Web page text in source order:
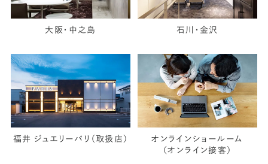
大阪・中之島 石川・金沢
福井 ジュエリーパリ（取扱店）
オンラインショールーム
（オンライン接客）